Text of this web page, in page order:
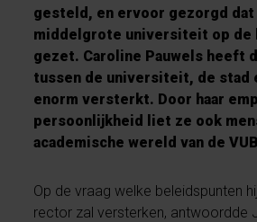
gesteld, en ervoor gezorgd dat
middelgrote universiteit op de
gezet. Caroline Pauwels heeft
tussen de universiteit, de stad
enorm versterkt. Door haar
persoonlijkheid liet ze ook
academische wereld van de
Op de vraag welke beleidspunten
rector zal versterken, antwoordde